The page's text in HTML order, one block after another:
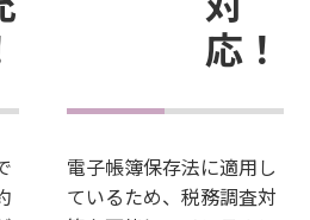
応！
電子帳簿保存法に適用し
ているため、税務調査対